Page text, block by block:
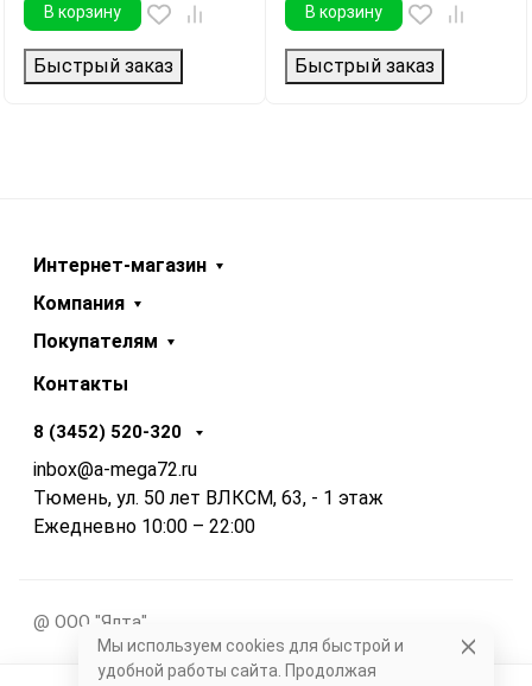
В корзину
Быстрый заказ
В корзину
Быстрый заказ
Интернет-магазин
Компания
Покупателям
Контакты
8 (3452) 520-320
inbox@a-mega72.ru
Тюмень, ул. 50 лет ВЛКСМ, 63, - 1 этаж
Ежедневно 10:00 – 22:00
@ ООО "Ялта"
Мы используем cookies для быстрой и
удобной работы сайта. Продолжая